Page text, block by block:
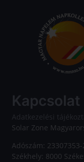
Kapcsolat
Adatkezelési
Solar Zone
Adószám:
Székhely: 8000